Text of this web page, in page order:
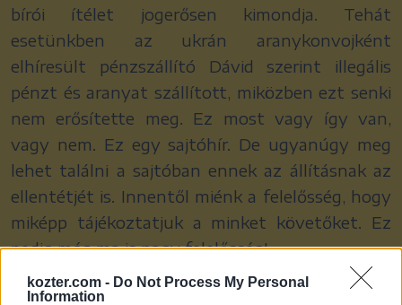
kozter.com - Do Not Process My Personal
Information
bírói ítélet jogerősen kimondja. Tehát
esetünkben az ukrán aranykonvojként
elhíresült pénzszállító Dávid szerint illegális
pénzt és aranyat szállított, miközben ezt senki
nem erősítette meg. Ez most vagy így van,
vagy nem. Ez egy sajtóhír. De ugyanúgy meg
lehet találni a sajtóban ennek az állításnak az
ellentétjét is. Innentől miénk a felelősség, hogy
miképp tájékoztatjuk a minket követőket. Ez
pedig még ma is nagy felelősség!
Magyarán, ha el akarjuk kerülni a felületes és